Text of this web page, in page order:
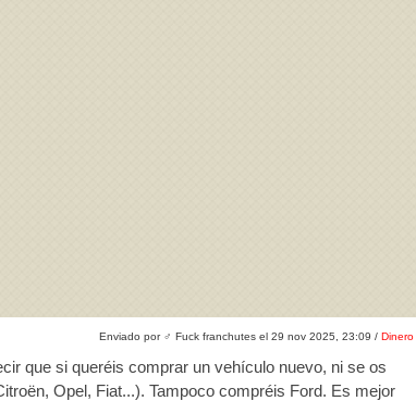
Enviado por ♂ Fuck franchutes el 29 nov 2025, 23:09 / Dinero
que si queréis comprar un vehículo nuevo, ni se os
Opel, Fiat...). Tampoco compréis Ford. Es mejor